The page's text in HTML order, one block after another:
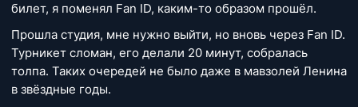
билет, я поменял Fan ID, каким-то образом прошёл.
Прошла студия, мне нужно выйти, но вновь через Fan ID.
Турникет сломан, его делали 20 минут, собралась
толпа. Таких очередей не было даже в мавзолей Ленина
в звёздные годы.